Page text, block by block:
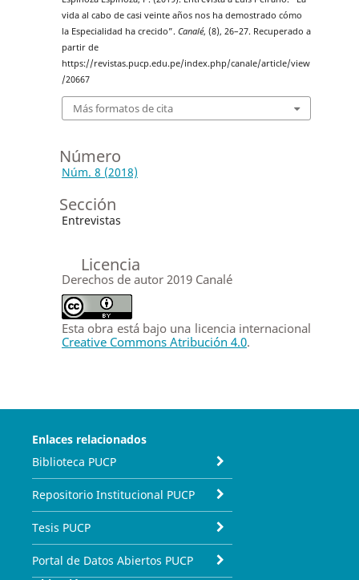
vida al cabo de casi veinte años nos ha demostrado cómo
la Especialidad ha crecido”. Canalé, (8), 26–27. Recuperado a
partir de
https://revistas.pucp.edu.pe/index.php/canale/article/view
/20667
Más formatos de cita
Número
Núm. 8 (2018)
Sección
Entrevistas
Licencia
Derechos de autor 2019 Canalé
Esta obra está bajo una licencia internacional
Creative Commons Atribución 4.0.
Enlaces relacionados
Biblioteca PUCP
Repositorio Institucional PUCP
Tesis PUCP
Portal de Datos Abiertos PUCP